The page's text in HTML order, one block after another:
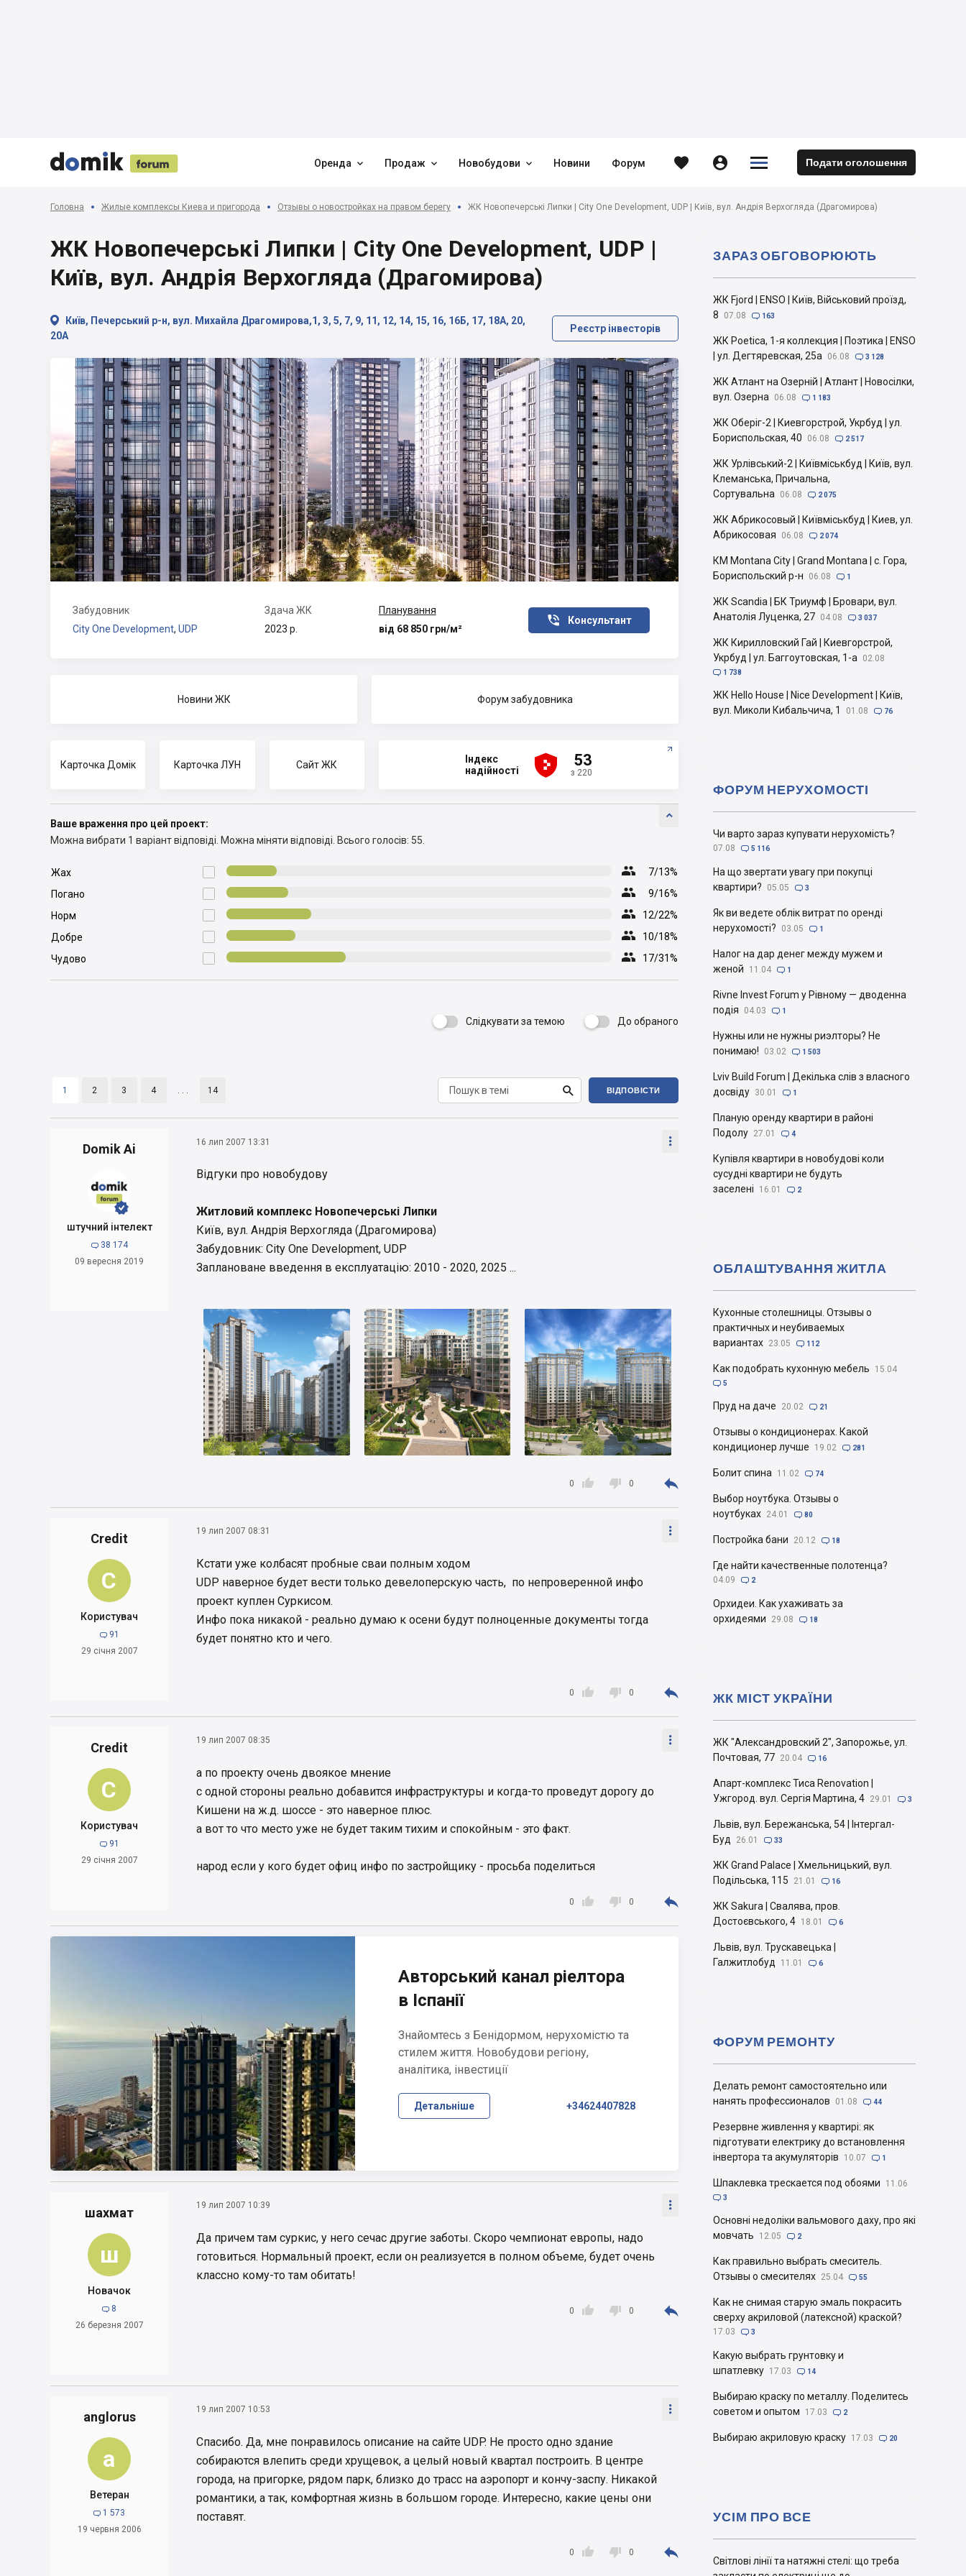


 
 Оренда  Продаж  Новобудови  Новини Форум   

 Подати оголошення
Головна Жилые комплексы Киева и пригорода Отзывы о новостройках на правом берегу ЖК Новопечерські Липки | City One Development, UDP | Київ, вул. Андрія Верхогляда (Драгомирова)
ЖК Новопечерські Липки | City One Development, UDP |
Київ, вул. Андрія Верхогляда (Драгомирова)

Київ, Печерський р-н, вул. Михайла Драгомирова,1, 3, 5, 7, 9, 11, 12, 14, 15, 16, 16Б, 17, 18А, 20,
20А
Реєстр інвесторів
Забудовник
City One Development, UDP
Здача ЖК
2023 р.
Планування
від 68 850 грн/м²
Консультант

Новини ЖК Форум забудовника
Карточка Домік Карточка ЛУН Сайт ЖК
Індекс
надійності




 53
з 220

Ваше враження про цей проект:
Можна вибрати 1 варіант відповіді. Можна міняти відповіді. Всього голосів: 55.

Жах  7/13%

Погано  9/16%

Норм  12/22%

Добре  10/18%

Чудово  17/31%
Слідкувати за темою  До обраного
1 2 3 4 . . . 14  ВІДПОВІСТИ
Domik Ai


штучний інтелект
 38 174
09 вересня 2019
16 лип 2007 13:31 
Відгуки про новобудову
Житловий комплекс Новопечерські Липки
Київ, вул. Андрія Верхогляда (Драгомирова)
Забудовник: City One Development, UDP
Заплановане введення в експлуатацію: 2010 - 2020, 2025 ...

0  0 
Credit
C
Користувач
 91
29 січня 2007
19 лип 2007 08:31 
Кстати уже колбасят пробные сваи полным ходом
UDP наверное будет вести только девелоперскую часть, по непроверенной инфо
проект куплен Суркисом.
Инфо пока никакой - реально думаю к осени будут полноценные документы тогда
будет понятно кто и чего.

0  0 
Credit
C
Користувач
 91
29 січня 2007
19 лип 2007 08:35 
а по проекту очень двоякое мнение
с одной стороны реально добавится инфраструктуры и когда-то проведут дорогу до
Кишени на ж.д. шоссе - это наверное плюс.
а вот то что место уже не будет таким тихим и спокойным - это факт.
народ если у кого будет офиц инфо по застройщику - просьба поделиться

0  0 
шахмат
ш
Новачок
 8
26 березня 2007
19 лип 2007 10:39 
Да причем там суркис, у него сечас другие заботы. Скоро чемпионат европы, надо
готовиться. Нормальный проект, если он реализуется в полном объеме, будет очень
классно кому-то там обитать!

0  0 
anglorus
a
Ветеран
 1 573
19 червня 2006
19 лип 2007 10:53 
Спасибо. Да, мне понравилось описание на сайте UDP. Не просто одно здание
собираются влепить среди хрущевок, а целый новый квартал построить. В центре
города, на пригорке, рядом парк, близко до трасс на аэропорт и кончу-заспу. Никакой
романтики, а так, комфортная жизнь в большом городе. Интересно, какие цены они
поставят.

0  0 
Авторський канал ріелтора
в Іспанії
Знайомтесь з Бенідормом, нерухомістю та
стилем життя. Новобудови регіону,
аналітика, інвестиції
Детальніше +34624407828
ЖК Fjord | ENSO | Київ, Військовий проїзд,
8
07.08  163
ЖК Poetica, 1-я коллекция | Поэтика | ENSO
| ул. Дегтяревская, 25а
06.08  3 128
ЖК Атлант на Озерній | Атлант | Новосілки,
вул. Озерна
06.08  1 183
ЖК Оберіг-2 | Киевгорстрой, Укрбуд | ул.
Бориспольская, 40
06.08  2 517
ЖК Урлівський-2 | Київміськбуд | Київ, вул.
Клеманська, Причальна,
Сортувальна
06.08  2 075
ЖК Абрикосовый | Київміськбуд | Киев, ул.
Абрикосовая
06.08  2 074
КМ Montana City | Grand Montana | с. Гора,
Бориспольский р-н
06.08  1
ЖК Scandia | БК Триумф | Бровари, вул.
Анатолія Луценка, 27 04.08  3 037
ЖК Кирилловский Гай | Киевгорстрой,
Укрбуд | ул. Баггоутовская, 1-а
02.08
 1 738
ЖК Hello House | Nice Development | Київ,
вул. Миколи Кибальчича, 1
01.08  76
ЗАРАЗ ОБГОВОРЮЮТЬ
Чи варто зараз купувати нерухомість?
07.08  5 116
На що звертати увагу при покупці
квартири?
05.05  3
Як ви ведете облік витрат по оренді
нерухомості?
03.05  1
Налог на дар денег между мужем и
женой
11.04  1
Rivne Invest Forum у Рівному — дводенна
подія
04.03  1
Нужны или не нужны риэлторы? Не
понимаю!
03.02  1 503
Lviv Build Forum | Декілька слів з власного
досвіду 30.01  1
Планую оренду квартири в районі
Подолу 27.01  4
Купівля квартири в новобудові коли
сусудні квартири не будуть
заселені
16.01  2
ФОРУМ НЕРУХОМОСТІ
Кухонные столешницы. Отзывы о
практичных и неубиваемых
вариантах 23.05  112
Как подобрать кухонную мебель 15.04
 5
Пруд на даче 20.02  21
Отзывы о кондиционерах. Какой
кондиционер лучше
19.02  281
Болит спина 11.02  74
Выбор ноутбука. Отзывы о
ноутбуках 24.01  80
Постройка бани 20.12  18
Где найти качественные полотенца?
04.09  2
Орхидеи. Как ухаживать за
орхидеями
29.08  18
ОБЛАШТУВАННЯ ЖИТЛА
ЖК "Александровский 2", Запорожье, ул.
Почтовая, 77 20.04  16
Апарт-комплекс Тиса Renovation |
Ужгород. вул. Сергія Мартина, 4 29.01  3
Львів, вул. Бережанська, 54 | Інтергал-
Буд
26.01  33
ЖК Grand Palace | Хмельницький, вул.
Подільська, 115
21.01  16
ЖК Sakura | Свалява, пров.
Достоєвського, 4 18.01  6
Львів, вул. Трускавецька |
Галжитлобуд
11.01  6
ЖК МІСТ УКРАЇНИ
Делать ремонт самостоятельно или
нанять профессионалов
01.08  44
Резервне живлення у квартирі: як
підготувати електрику до встановлення
інвертора та акумуляторів
10.07  1
Шпаклевка трескается под обоями 11.06
 3
Основні недоліки вальмового даху, про які
мовчать
12.05  2
Как правильно выбрать смеситель.
Отзывы о смесителях 25.04  55
Как не снимая старую эмаль покрасить
сверху акриловой (латексной) краской?
17.03  3
Какую выбрать грунтовку и
шпатлевку 17.03  14
Выбираю краску по металлу. Поделитесь
советом и опытом
17.03  2
Выбираю акриловую краску 17.03  20
ФОРУМ РЕМОНТУ
Світлові лінії та натяжні стелі: що треба
УСІМ ПРО ВСЕ